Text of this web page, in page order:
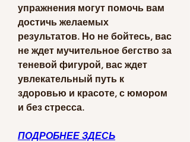
упражнения могут помочь вам
достичь желаемых
результатов. Но не бойтесь, вас
не ждет мучительное бегство за
теневой фигурой, вас ждет
увлекательный путь к
здоровью и красоте, с юмором
и без стресса.
ПОДРОБНЕЕ ЗДЕСЬ